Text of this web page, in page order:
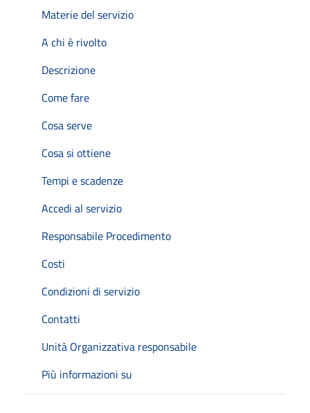
Materie del servizio
A chi è rivolto
Descrizione
Come fare
Cosa serve
Cosa si ottiene
Tempi e scadenze
Accedi al servizio
Responsabile Procedimento
Costi
Condizioni di servizio
Contatti
Unità Organizzativa responsabile
Più informazioni su